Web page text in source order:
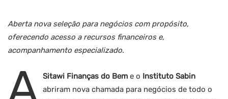
Aberta nova seleção para negócios com propósito,
oferecendo acesso a recursos financeiros e,
acompanhamento especializado.
A Sitawi Finanças do Bem e o Instituto Sabin
abriram nova chamada para negócios de todo o